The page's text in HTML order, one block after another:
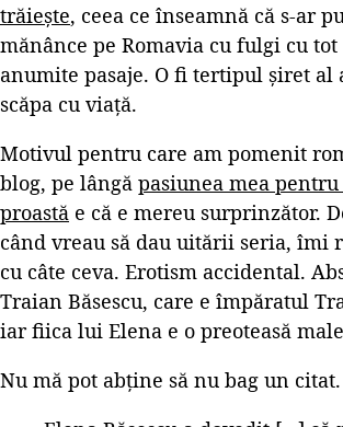
trăiește, ceea ce înseamnă că s-ar
mănânce pe Romavia cu fulgi cu tot
anumite pasaje. O fi tertipul șiret al
scăpa cu viață.
Motivul pentru care am pomenit
blog, pe lângă pasiunea mea
proastă e că e mereu surprinzător.
când vreau să dau uitării seria, îmi
cu câte ceva. Erotism accidental.
Traian Băsescu, care e împăratul
iar fiica lui Elena e o preoteasă
Nu mă pot abține să nu bag un citat.